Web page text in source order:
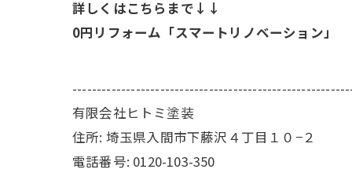
詳しくはこちらまで↓↓
0円リフォーム「スマートリノベーション」
有限会社ヒトミ塗装
住所: 埼玉県入間市下藤沢４丁目１０−２
電話番号: 0120-103-350